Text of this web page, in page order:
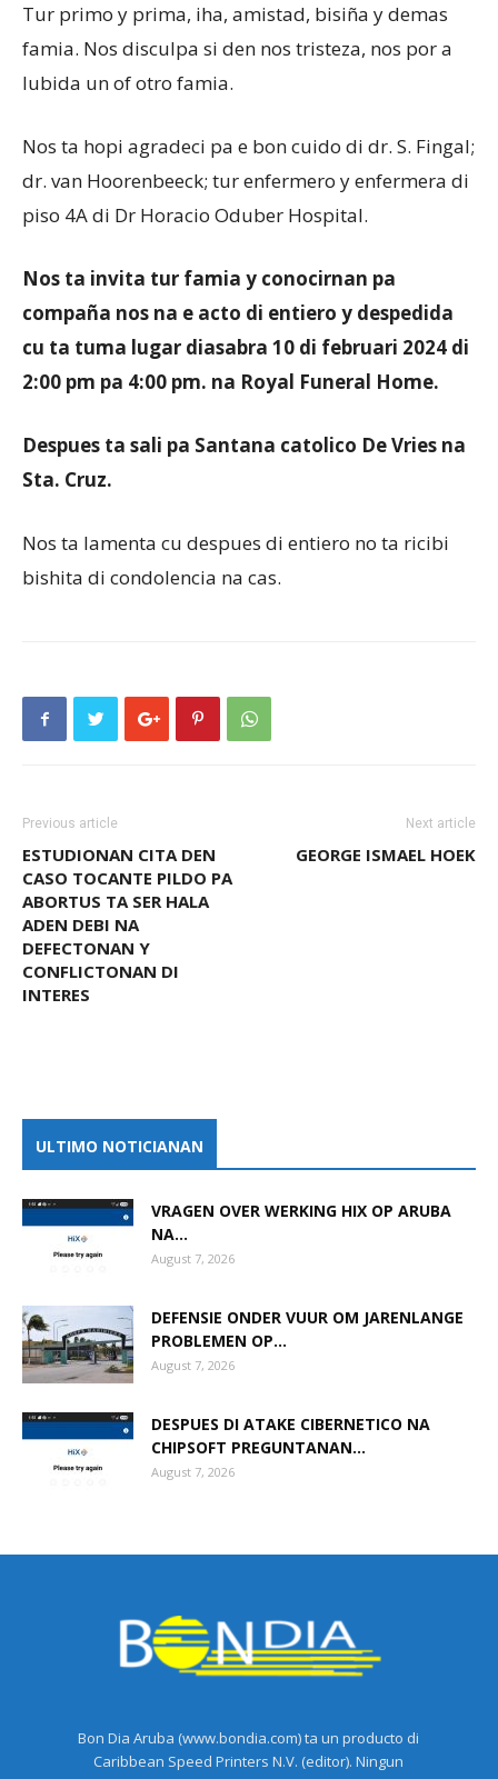
Tur primo y prima, iha, amistad, bisiña y demas
famia. Nos disculpa si den nos tristeza, nos por a
lubida un of otro famia.
Nos ta hopi agradeci pa e bon cuido di dr. S. Fingal;
dr. van Hoorenbeeck; tur enfermero y enfermera di
piso 4A di Dr Horacio Oduber Hospital.
Nos ta invita tur famia y conocirnan pa
compaña nos na e acto di entiero y despedida
cu ta tuma lugar diasabra 10 di februari 2024 di
2:00 pm pa 4:00 pm. na Royal Funeral Home.
Despues ta sali pa Santana catolico De Vries na
Sta. Cruz.
Nos ta lamenta cu despues di entiero no ta ricibi
bishita di condolencia na cas.
Previous article
ESTUDIONAN CITA DEN
CASO TOCANTE PILDO PA
ABORTUS TA SER HALA
ADEN DEBI NA
DEFECTONAN Y
CONFLICTONAN DI
INTERES
Next article
GEORGE ISMAEL HOEK
ULTIMO NOTICIANAN
VRAGEN OVER WERKING HIX OP ARUBA
NA...
August 7, 2026
DEFENSIE ONDER VUUR OM JARENLANGE
PROBLEMEN OP...
August 7, 2026
DESPUES DI ATAKE CIBERNETICO NA
CHIPSOFT PREGUNTANAN...
August 7, 2026
Bon Dia Aruba (www.bondia.com) ta un producto di
Caribbean Speed Printers N.V. (editor). Ningun